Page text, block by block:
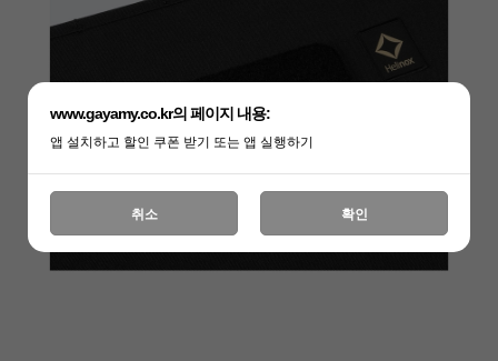
www.gayamy.co.kr의 페이지 내용:
앱 설치하고 할인 쿠폰 받기 또는 앱 실행하기
취소 확인